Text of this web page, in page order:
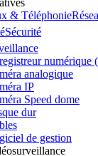
Sécurité
numérique
analogique
IP
Speed dome
dur
de gestion